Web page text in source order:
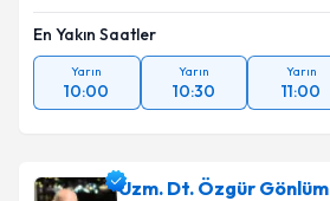
En Yakın Saatler
Yarın
10:00
Yarın
10:30
Yarın
11:00
Uzm. Dt. Özgür Gönlüm